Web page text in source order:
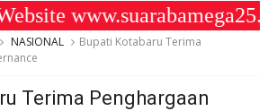
NASIONAL
Bupati Kotabaru Terima
Terima Penghargaan